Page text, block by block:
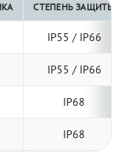
СТЕПЕНЬ ЗАЩИТЫ
IP55 / IP66
IP55 / IP66
IP68
IP68